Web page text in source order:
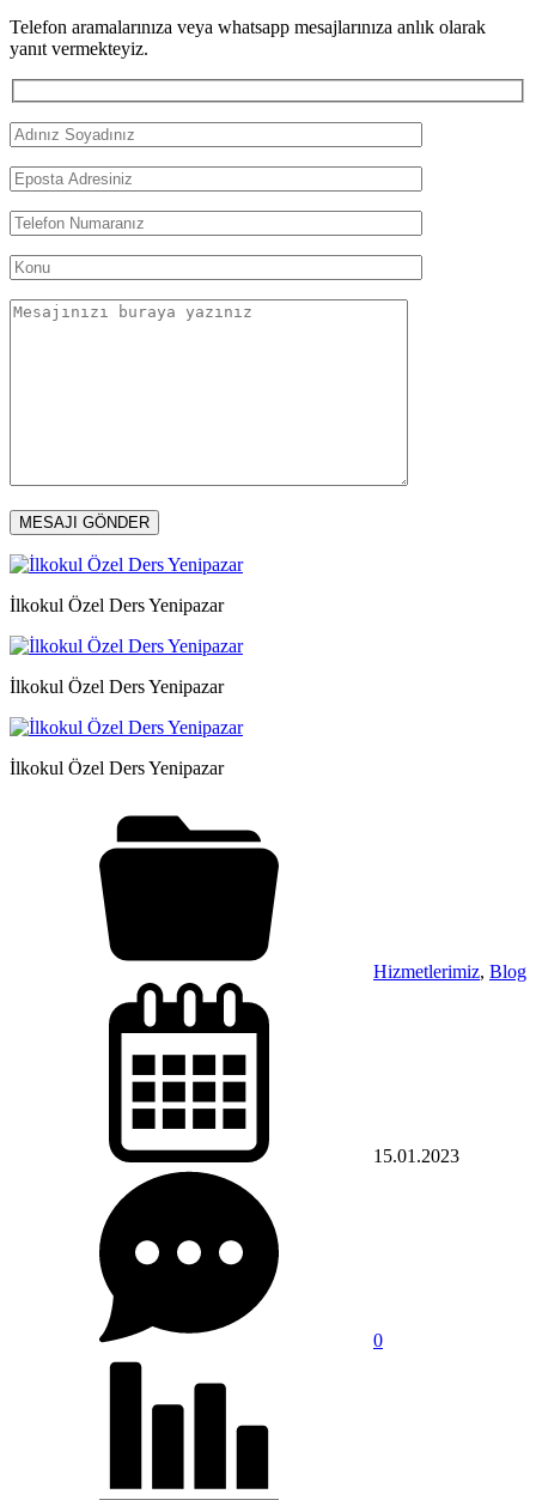
Telefon aramalarınıza veya whatsapp mesajlarınıza anlık olarak
yanıt vermekteyiz.
İlkokul Özel Ders Yenipazar
İlkokul Özel Ders Yenipazar
İlkokul Özel Ders Yenipazar
Hizmetlerimiz, Blog
15.01.2023
0